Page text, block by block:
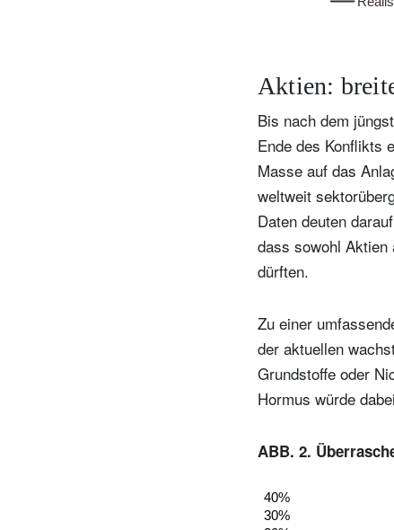
Aktien:
Bis nach dem
Ende des Konflikts
Masse auf das
weltweit
Daten deuten
dass sowohl Aktien
dürften.
Zu einer
der aktuellen
Grundstoffe oder
Hormus würde
ABB. 2.